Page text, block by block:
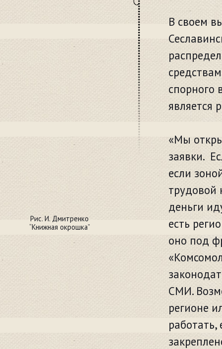
В своем
спорного
является
«Мы
заявки.
если
трудовой
деньги
есть
оно под
СМИ.
регионе
Рис. И. Дмитренко
“Книжная окрошка”